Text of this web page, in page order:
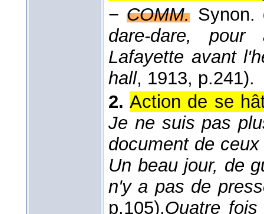
−COMM.
dare-dare, pour
Lafayette avant
hall, 1913, p.241).
2. Action de se
Je ne suis pas
document de
Un beau jour, de
n'y a pas de
p.105).Quatre